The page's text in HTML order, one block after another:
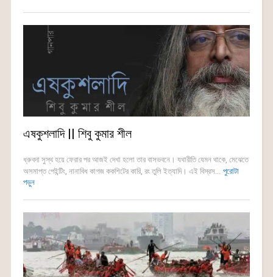
এষকুশলাদি || শিবু কুমার শীল
ধ্রুবদা সুস্থ হয়ে ফেরার পর আজই দেখা হলো তার বাসভবনে। যথারীতি যেমন থাকে, মেঝেতে
অসমাপ্ত পেইন্টিং, নানাবিধ কাগজ ককশিটের কারি, রং তুলি ইত্যাদি। এই বিস্রস... পুরোটা
পড়ুন